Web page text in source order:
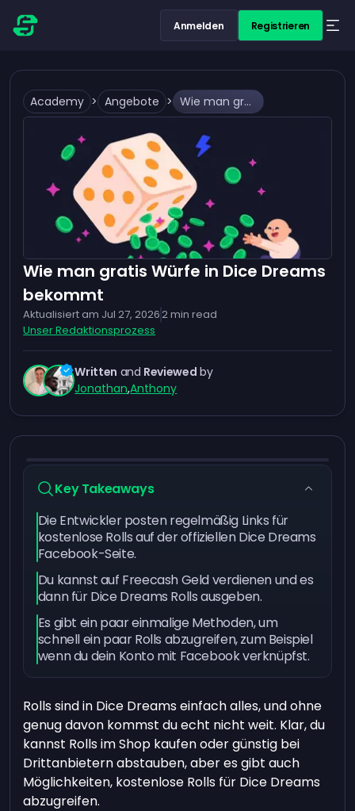
Anmelden Registrieren
Academy > Angebote > Wie man gratis Würfe in Dice Dreams bekommt
Wie man gratis Würfe in Dice Dreams
bekommt
Aktualisiert am Jul 27, 20262min read
Unser Redaktionsprozess
Written and Reviewed by
Jonathan,Anthony
Key Takeaways
Die Entwickler posten regelmäßig Links für
kostenlose Rolls auf der offiziellen Dice Dreams
Facebook-Seite.
Du kannst auf Freecash Geld verdienen und es
dann für Dice Dreams Rolls ausgeben.
Es gibt ein paar einmalige Methoden, um
schnell ein paar Rolls abzugreifen, zum Beispiel
wenn du dein Konto mit Facebook verknüpfst.
Rolls sind in Dice Dreams einfach alles, und ohne
genug davon kommst du echt nicht weit. Klar, du
kannst Rolls im Shop kaufen oder günstig bei
Drittanbietern abstauben, aber es gibt auch
Möglichkeiten, kostenlose Rolls für Dice Dreams
abzugreifen.